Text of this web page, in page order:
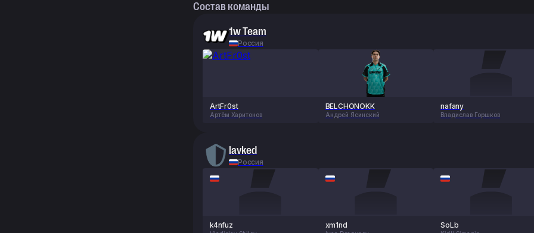
Состав команды
1w Team
Россия
ArtFr0st
Артём Харитонов
BELCHONOKK
Андрей Ясинский
nafany
Владислав Горшков
lavked
Россия
k4nfuz xm1nd SoLb